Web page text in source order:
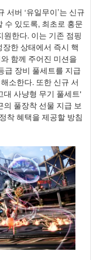
서버 ‘유일무이’는 신규
수 있도록, 최초로 홍문
한다. 이는 기존 점핑
한 상태에서 즉시 핵
함께 주어진 미션을
급 장비 풀세트를 지급
소한다. 또한 신규 서
대 사냥형 무기 풀세트'
의 풀장착 선물 지급 보
착 혜택을 제공할 방침